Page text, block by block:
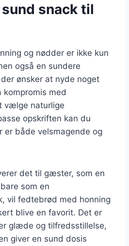
snack til
og nødder er ikke kun
også en sundere
ønsker at nyde noget
med
vælge naturlige
opskriften kan du
er både velsmagende og
det til gæster, som en
som en
vil fedtebrød med honning
blive en favorit. Det er
glæde og tilfredsstillelse,
giver en sund dosis